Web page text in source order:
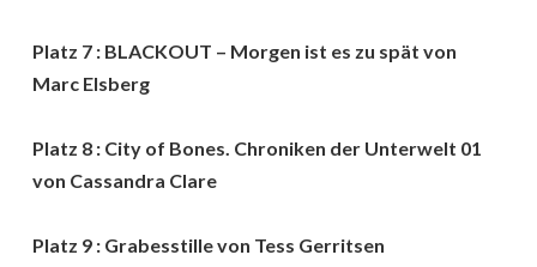
Platz 7 : BLACKOUT – Morgen ist es zu spät von
Marc Elsberg
Platz 8 : City of Bones. Chroniken der Unterwelt 01
von Cassandra Clare
Platz 9 : Grabesstille von Tess Gerritsen